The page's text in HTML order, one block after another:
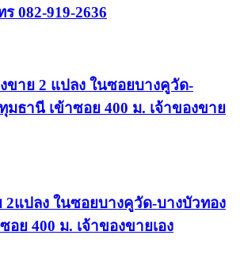
082-919-2636
าย 2 แปลง ในซอยบางคูวัด-
มธานี เข้าซอย 400 ม. เจ้าของขาย
แปลง ในซอยบางคูวัด-บางบัวทอง
ย 400 ม. เจ้าของขายเอง